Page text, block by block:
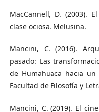
MacCannell, D. (2003).
clase ociosa. Melusina.
Mancini, C. (2016).
pasado: Las
de Humahuaca hacia un
Facultad de Filosofía y
Mancini, C. (2019). El